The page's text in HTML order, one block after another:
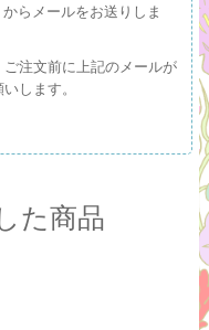
からメールをお送りしま
注文前に上記のメールが
します。
た商品